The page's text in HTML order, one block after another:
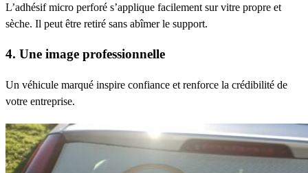
L’adhésif micro perforé s’applique facilement sur vitre propre et
sèche. Il peut être retiré sans abîmer le support.
4. Une image professionnelle
Un véhicule marqué inspire confiance et renforce la crédibilité de
votre entreprise.